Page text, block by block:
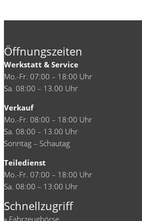
Öffnungszeiten
Werkstatt & Service
Mo.-Fr. 07:00 – 18:00 Uhr
Sa. 08:00 – 13.00 Uhr
Verkauf
Mo.-Fr. 08:00 – 18:00 Uhr
Sa. 08:00 – 13.00 Uhr
Sonntag – Schautag
Teiledienst
Mo.-Fr. 07:00 – 18:00 Uhr
Sa. 08:00 – 13:00 Uhr
Schnellzugriff